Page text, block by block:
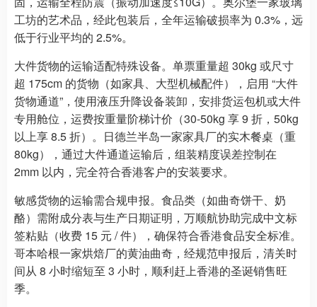
工坊的艺术品，经此包装后，全年运输破损率为 0.3%，远
低于行业平均的 2.5%。
大件货物的运输适配特殊设备。单票重量超 30kg 或尺寸
超 175cm 的货物（如家具、大型机械配件），启用 “大件
货物通道”，使用液压升降设备装卸，安排货运包机或大件
专用舱位，运费按重量阶梯计价（30-50kg 享 9 折，50kg
以上享 8.5 折）。日德兰半岛一家家具厂的实木餐桌（重
80kg），通过大件通道运输后，组装精度误差控制在
2mm 以内，完全符合香港客户的安装要求。
敏感货物的运输需合规申报。食品类（如曲奇饼干、奶
酪）需附成分表与生产日期证明，万顺航协助完成中文标
签粘贴（收费 15 元 / 件），确保符合香港食品安全标准。
哥本哈根一家烘焙厂的黄油曲奇，经规范申报后，清关时
间从 8 小时缩短至 3 小时，顺利赶上香港的圣诞销售旺
季。